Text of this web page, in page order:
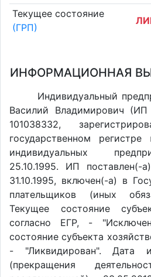
Текущее состояние
(ГРП)
ИНФОРМАЦИОННАЯ
Индивидуальный
Василий Владимирович
101038332,
государственном
индивидуальных
25.10.1995. ИП поставлен(-
31.10.1995, включен(-a) в
плательщиков (иных
Текущее состояние
согласно ЕГР, -
состояние субъекта
- "Ликвидирован". Дата
(прекращения